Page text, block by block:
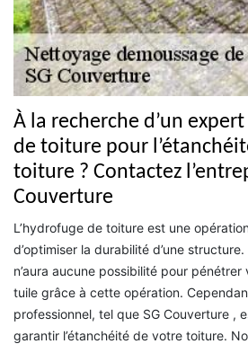
À la recherche d’un
de toiture pour
toiture ? Contactez
Couverture
L’hydrofuge de toiture est une
d’optimiser la durabilité d’une
n’aura aucune possibilité pour
tuile grâce à cette opération.
professionnel, tel que SG Couverture ,
garantir l’étanchéité de votre toiture.